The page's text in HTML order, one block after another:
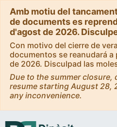
Amb motiu del
de documents es
d'agost de 2026.
Con motivo del cierre de
documentos se reanudará
de 2026. Disculpad las
Due to the summer
resume starting August 28,
any inconvenience.